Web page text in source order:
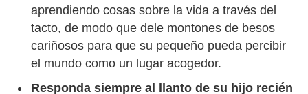
aprendiendo cosas sobre la vida a través del
tacto, de modo que dele montones de besos
cariñosos para que su pequeño pueda percibir
el mundo como un lugar acogedor.
Responda siempre al llanto de su hijo recién